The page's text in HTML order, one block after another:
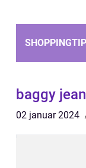
baggy
02 januar 2024